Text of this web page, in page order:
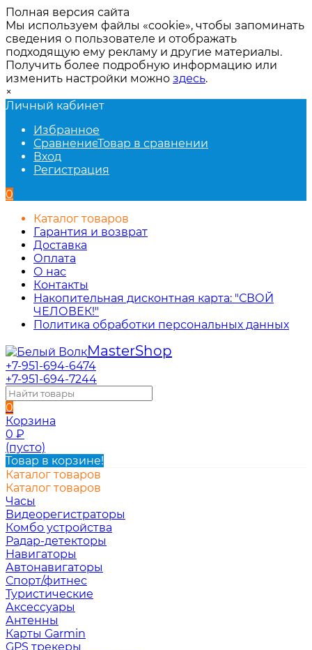
Полная версия сайта
Мы используем файлы «cookie», чтобы запоминать
сведения о пользователе и отображать
подходящую ему рекламу и другие материалы.
Получить более подробную информацию или
изменить настройки можно здесь.
×
Личный кабинет
Избранное
СравнениеТовар в сравнении
Вход
Регистрация
0
Каталог товаров
Гарантия и возврат
Доставка
Оплата
О нас
Контакты
Накопительная дисконтная карта: "СВОЙ
ЧЕЛОВЕК!"
Политика обработки персональных данных
MasterShop
+7-951-694-6474
+7-951-694-7244
0
Корзина
0 ₽
(пусто)
Товар в корзине!
Каталог товаров
Каталог товаров
Часы
Видеорегистраторы
Комбо устройства
Радар-детекторы
Навигаторы
Автонавигаторы
Спорт/фитнес
Туристические
Аксессуары
Антенны
Карты Garmin
GPS трекеры